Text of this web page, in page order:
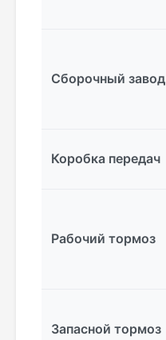
Сборочный завод
Коробка передач
Рабочий тормоз
Запасной тормоз